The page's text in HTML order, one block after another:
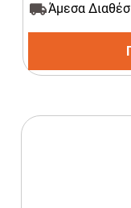
Άμεσα